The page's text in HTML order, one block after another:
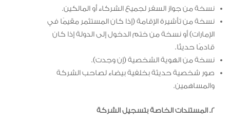
نسخة من جواز السفر لجميع الشركاء أو المالكين.
نسخة من تأشيرة الإقامة (إذا كان المستثمر مقيمًا في
الإمارات) أو نسخة من ختم الدخول إلى الدولة إذا كان
قادمًا حديثًا.
نسخة من الهوية الشخصية (إن وجدت).
صور شخصية حديثة بخلفية بيضاء لصاحب الشركة
والمساهمين.
2. المستندات الخاصة بتسجيل الشركة